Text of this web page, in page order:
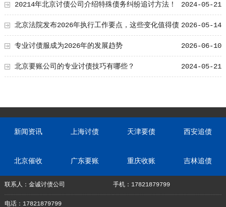
2024-05-21
20214年北京讨债公司介绍特殊债务纠纷追讨方法！
2026-05-14
北京法院发布2026年执行工作要点，这些变化值得债
权人关注 2026-06-10
专业讨债服成为2026年的发展趋势
2024-05-21
北京要账公司的专业讨债技巧有哪些？
新闻资讯 上海讨债 天津要债 西安追债
北京催收 广东要账 重庆收账 吉林追债
联系人：金诚讨债公司 手机：17821879799
电话：17821879799